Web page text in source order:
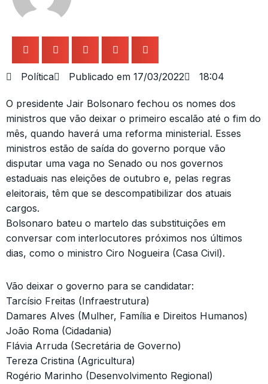
Política Publicado em 17/03/2022 18:04
O presidente Jair Bolsonaro fechou os nomes dos
ministros que vão deixar o primeiro escalão até o fim do
mês, quando haverá uma reforma ministerial. Esses
ministros estão de saída do governo porque vão
disputar uma vaga no Senado ou nos governos
estaduais nas eleições de outubro e, pelas regras
eleitorais, têm que se descompatibilizar dos atuais
cargos.
Bolsonaro bateu o martelo das substituições em
conversar com interlocutores próximos nos últimos
dias, como o ministro Ciro Nogueira (Casa Civil).
Vão deixar o governo para se candidatar:
Tarcísio Freitas (Infraestrutura)
Damares Alves (Mulher, Família e Direitos Humanos)
João Roma (Cidadania)
Flávia Arruda (Secretária de Governo)
Tereza Cristina (Agricultura)
Rogério Marinho (Desenvolvimento Regional)